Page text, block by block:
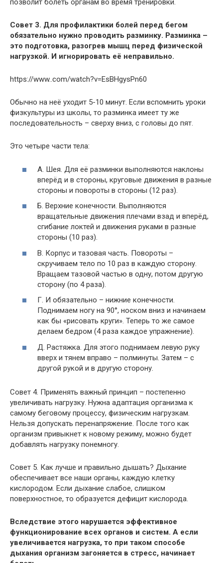
позволит болеть органам во время тренировки.
Совет 3. Для профилактики болей перед бегом
обязательно нужно проводить разминку. Разминка –
это подготовка, разогрев мышц перед физической
нагрузкой. И игнорировать её неправильно.
https://www..com/watch?v=EsBHgysPn60
Обычно на неё уходит 5-10 минут. Если вспомнить уроки
физкультуры из школы, то разминка имеет ту же
последовательность – сверху вниз, с головы до пят.
Это четыре части тела:
А. Шея. Для её разминки выполняются наклоны
вперёд и в стороны, круговые движения в разные
стороны и повороты в стороны (12 раз).
Б. Верхние конечности. Выполняются
вращательные движения плечами взад и вперёд,
сгибание локтей и движения руками в разные
стороны (10 раз).
В. Корпус и тазовая часть. Повороты –
скручиваем тело по 10 раз в каждую сторону.
Вращаем тазовой частью в одну, потом другую
сторону (по 4 раза).
Г. И обязательно – нижние конечности.
Поднимаем ногу на 90°, носком вниз и начинаем
как бы «рисовать круги». Теперь то же самое
делаем бедром (4 раза каждое упражнение).
Д. Растяжка. Для этого поднимаем левую руку
вверх и тянем вправо – полминуты. Затем – с
другой рукой и в другую сторону.
Совет 4. Применять важный принцип – постепенно
увеличивать нагрузку. Нужна адаптация организма к
самому беговому процессу, физическим нагрузкам.
Нельзя допускать перенапряжение. После того как
организм привыкнет к новому режиму, можно будет
добавлять нагрузку понемногу.
Совет 5. Как лучше и правильно дышать? Дыхание
обеспечивает все наши органы, каждую клетку
кислородом. Если дыхание слабое, слишком
поверхностное, то образуется дефицит кислорода.
Вследствие этого нарушается эффективное
функционирование всех органов и систем. А если
увеличивается нагрузка, то при таком способе
дыхания организм загоняется в стресс, начинает